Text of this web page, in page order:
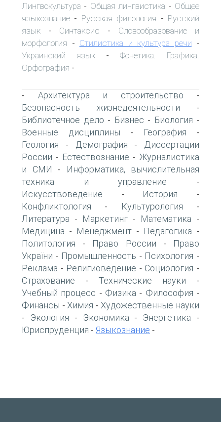
Лингвокультура - Общая лингвистика - Общее
языкознание - Русская филология - Русский
язык - Синтаксис - Словообразование и
морфология - Стилистика и культура речи -
Украинский язык - Фонетика. Графика.
Орфография -
- Архитектура и строительство -
Безопасность жизнедеятельности -
Библиотечное дело - Бизнес - Биология -
Военные дисциплины - География -
Геология - Демография -
Диссертации
России - Естествознание - Журналистика
и СМИ -
Информатика, вычислительная
техника и управление -
Искусствоведение - История -
Конфликтология - Культурология -
Литература - Маркетинг - Математика -
Медицина - Менеджмент - Педагогика -
Политология - Право России -
Право
України - Промышленность - Психология -
Реклама - Религиоведение - Социология -
Страхование - Технические науки -
Учебный процесс - Физика - Философия -
Финансы - Химия - Художественные науки
- Экология - Экономика - Энергетика -
Юриспруденция - Языкознание -